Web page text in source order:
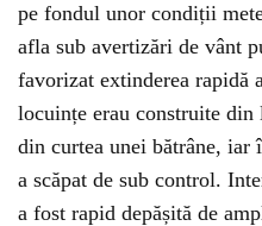
pe fondul unor condiții
afla sub avertizări de vânt
favorizat extinderea rapidă
locuințe erau construite
din curtea unei bătrâne, iar
a scăpat de sub control.
a fost rapid depășită de